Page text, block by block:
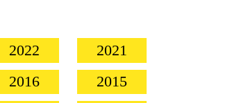
2022
2021
2016
2015